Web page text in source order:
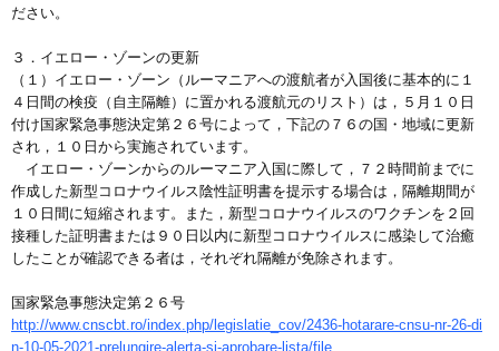
ださい。
３．イエロー・ゾーンの更新
（１）イエロー・ゾーン（ルーマニアへの渡航者が入国後に基本的に１
４日間の検疫（自主隔離）に置かれる渡航元のリスト）は，５月１０日
付け国家緊急事態決定第２６号によって，下記の７６の国・地域に更新
され，１０日から実施されています。
イエロー・ゾーンからのルーマニア入国に際して，７２時間前までに
作成した新型コロナウイルス陰性証明書を提示する場合は，隔離期間が
１０日間に短縮されます。また，新型コロナウイルスのワクチンを２回
接種した証明書または９０日以内に新型コロナウイルスに感染して治癒
したことが確認できる者は，それぞれ隔離が免除されます。
国家緊急事態決定第２６号
http://www.cnscbt.ro/index.php/legislatie_cov/2436-hotarare-cnsu-nr-26-di
n-10-05-2021-prelungire-alerta-si-aprobare-lista/file